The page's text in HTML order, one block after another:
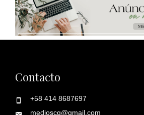
Contacto
+58 414 8687697
medioscg@gmail.com